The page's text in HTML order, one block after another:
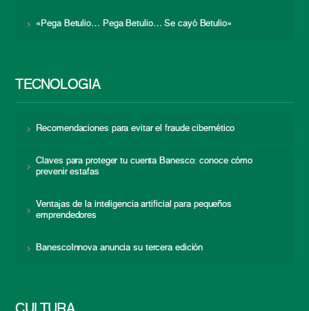
«Pega Betulio… Pega Betulio… Se cayó Betulio»
TECNOLOGÍA
Recomendaciones para evitar el fraude cibernético
Claves para proteger tu cuenta Banesco: conoce cómo
prevenir estafas
Ventajas de la inteligencia artificial para pequeños
emprendedores
BanescoInnova anuncia su tercera edición